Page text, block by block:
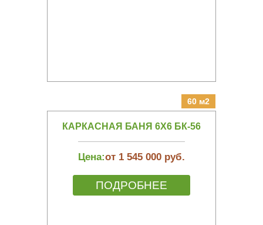
60 м2
КАРКАСНАЯ БАНЯ 6Х6 БК-56
Цена:от 1 545 000 руб.
ПОДРОБНЕЕ